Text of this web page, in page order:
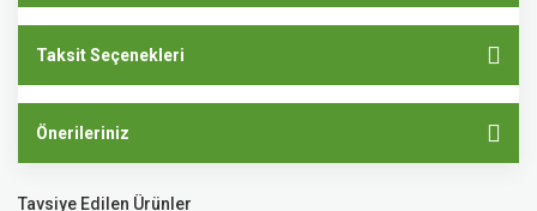
Taksit Seçenekleri
Önerileriniz
Tavsiye Edilen Ürünler